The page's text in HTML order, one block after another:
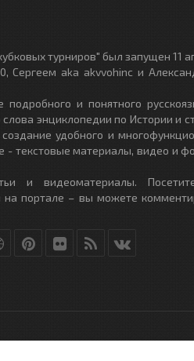
турниров" был запущен 11
Сергеем aka akvvohinc и
и понятного
энциклопедии по Истории и
удобного и
- текстовые материалы, видео и
и видеоматериалы.
портале – вы можете
DLE-THEME.RU- All Rights Reserved.